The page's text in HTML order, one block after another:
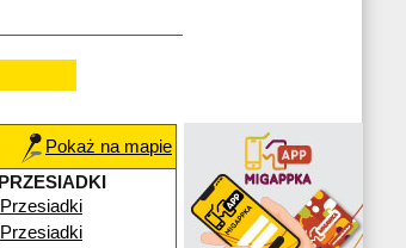
Pokaż na mapie
PRZESIADKI
Przesiadki
Przesiadki